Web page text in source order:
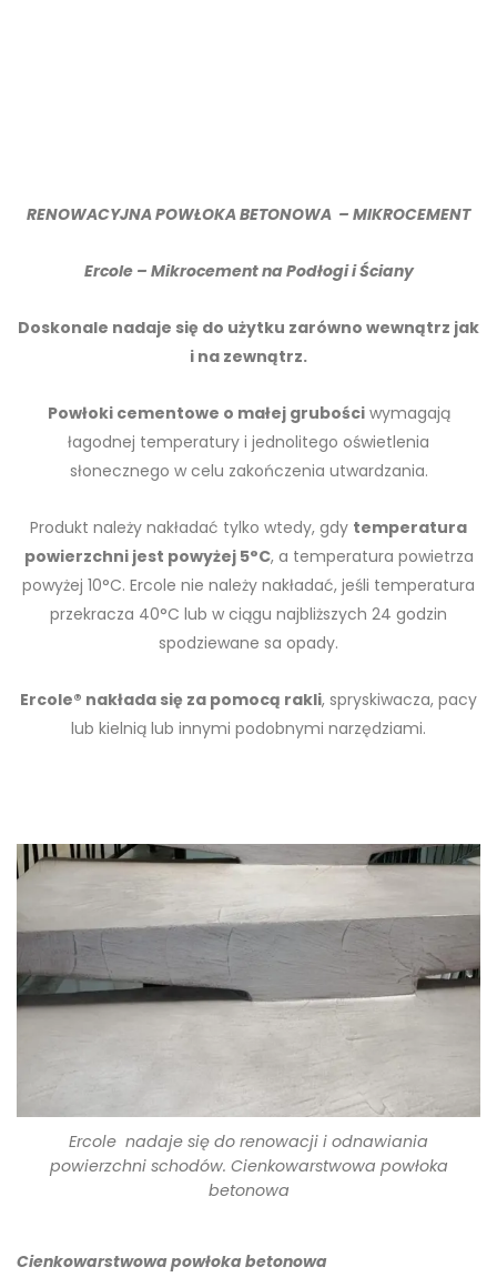
RENOWACYJNA POWŁOKA BETONOWA – MIKROCEMENT
Ercole – Mikrocement na Podłogi i Ściany
Doskonale nadaje się do użytku zarówno wewnątrz jak
i na zewnątrz.
Powłoki cementowe o małej grubościwymagają
łagodnej temperatury i jednolitego oświetlenia
słonecznego w celu zakończenia utwardzania.
Produkt należy nakładać tylko wtedy, gdy temperatura
powierzchni jest powyżej 5°C, a temperatura powietrza
powyżej 10°C. Ercole nie należy nakładać, jeśli temperatura
przekracza 40°C lub w ciągu najbliższych 24 godzin
spodziewane sa opady.
Ercole® nakłada się za pomocą rakli, spryskiwacza, pacy
lub kielnią lub innymi podobnymi narzędziami.
Ercole nadaje się do renowacji i odnawiania
powierzchni schodów. Cienkowarstwowa powłoka
betonowa
Cienkowarstwowa powłoka betonowa